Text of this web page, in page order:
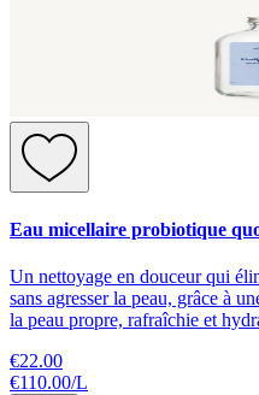
Eau micellaire probiotique
Un nettoyage en douceur qui
sans agresser la peau, grâce à
la peau propre, rafraîchie et
€22.00
€110.00/L